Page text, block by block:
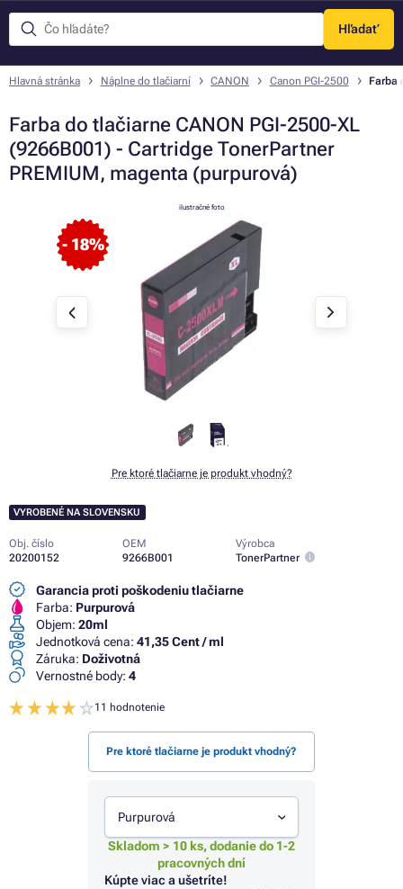
Hľadať
Menu
Hlavná stránka Náplne do tlačiarní CANON Canon PGI-2500 Farba
Farba do tlačiarne CANON PGI-2500-XL
(9266B001) - Cartridge TonerPartner
PREMIUM, magenta (purpurová)
- 18%
ilustračné foto
Pre ktoré tlačiarne je produkt vhodný?
VYROBENÉ NA SLOVENSKU
Obj. číslo
20200152
OEM
9266B001
Výrobca
TonerPartner
Garancia proti poškodeniu tlačiarne
Farba: Purpurová
Objem: 20ml
Jednotková cena: 41,35 Cent / ml
Záruka: Doživotná
Vernostné body: 4
11 hodnotenie
Pre ktoré tlačiarne je produkt vhodný?
Purpurová
Skladom > 10 ks, dodanie do 1-2
pracovných dní
Kúpte viac a ušetríte!